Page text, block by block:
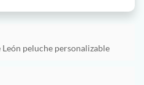
peluche personalizable